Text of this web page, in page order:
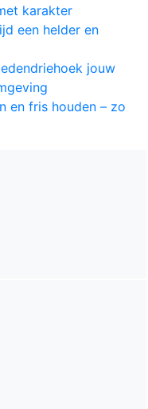
karakter
een helder en
jouw
en fris houden – zo